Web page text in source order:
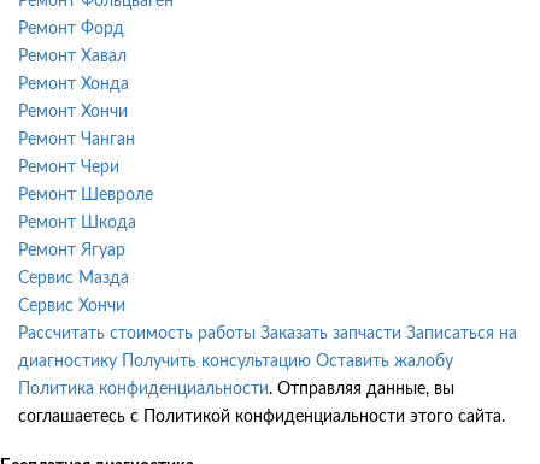
Ремонт Форд
Ремонт Хавал
Ремонт Хонда
Ремонт Хончи
Ремонт Чанган
Ремонт Чери
Ремонт Шевроле
Ремонт Шкода
Ремонт Ягуар
Сервис Мазда
Сервис Хончи
Рассчитать стоимость работы Заказать запчасти Записаться на
диагностику
Получить консультацию Оставить жалобу
Политика конфиденциальности. Отправляя данные, вы
соглашаетесь с Политикой конфиденциальности этого сайта.